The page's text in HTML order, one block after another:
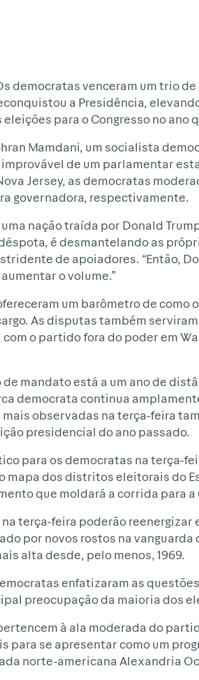
democratas venceram um trio
a Presidência,
para o Congresso no ano
Mamdani, um socialista
de um parlamentar
Jersey, as democratas
governadora, respectivamente.
nação traída por Donald
é desmantelando as
de apoiadores. “Então,
o volume.”
um barômetro de como
As disputas também
o partido fora do poder em
mandato está a um ano de
democrata continua
observadas na terça-feira
presidencial do ano passado.
para os democratas na terça-
mapa dos distritos eleitorais do
que moldará a corrida para a
terça-feira poderão
por novos rostos na
alta desde, pelo menos, 1969.
enfatizaram as
preocupação da maioria dos
à ala moderada do
para se apresentar como um
norte-americana Alexandria